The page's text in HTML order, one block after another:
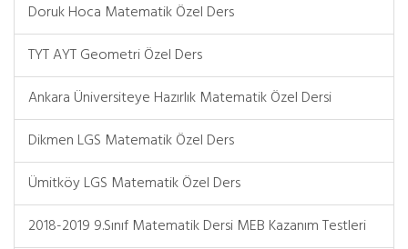
Doruk Hoca Matematik Özel Ders
TYT AYT Geometri Özel Ders
Ankara Üniversiteye Hazırlık Matematik Özel Dersi
Dikmen LGS Matematik Özel Ders
Ümitköy LGS Matematik Özel Ders
2018-2019 9.Sınıf Matematik Dersi MEB Kazanım Testleri